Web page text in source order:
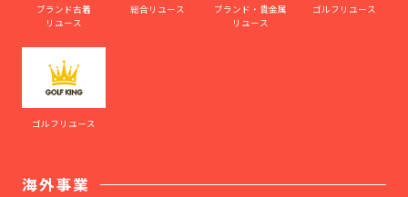
ブランド古着
リユース
総合リユース
ブランド・貴金属
リユース
ゴルフリユース
ゴルフリユース
海外事業